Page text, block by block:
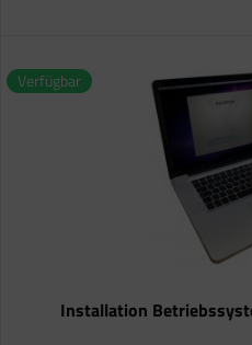
Verfügbar
Installation